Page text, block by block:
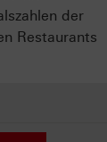
der
Restaurants